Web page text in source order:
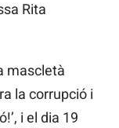
Rita
mascletà
la corrupció i
i el dia 19